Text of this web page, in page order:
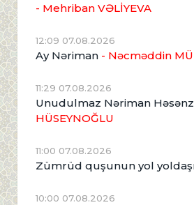
- Mehriban VƏLİYEVA
12:09 07.08.2026
Ay Nəriman - Nəcməddin
11:29 07.08.2026
Unudulmaz Nəriman
HÜSEYNOĞLU
11:00 07.08.2026
Zümrüd quşunun yol
10:00 07.08.2026